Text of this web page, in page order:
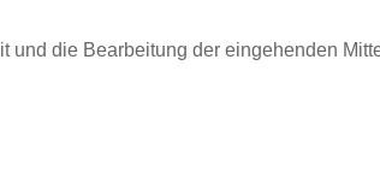
und die Bearbeitung der eingehenden